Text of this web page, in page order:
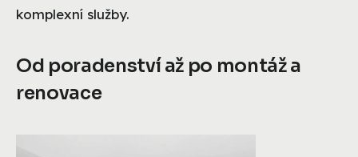
komplexní služby.
Od poradenství až po montáž a
renovace